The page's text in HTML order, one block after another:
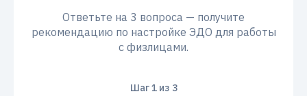
Ответьте на 3 вопроса — получите
рекомендацию по настройке ЭДО для работы
с физлицами.
Шаг1из 3